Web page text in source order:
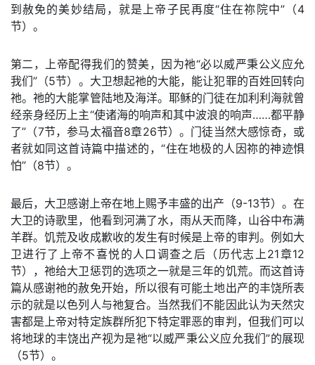
到赦免的美妙结局，就是上帝子民再度“住在祢院中”（4
节）。
第二，上帝配得我们的赞美，因为祂“必以威严秉公义应允
我们”（5节）。大卫想起祂的大能，能让犯罪的百姓回转向
祂。祂的大能掌管陆地及海洋。耶稣的门徒在加利利海就曾
经亲身经历上主“使诸海的响声和其中波浪的响声……都平静
了”（7节，参马太福音8章26节）。门徒当然大感惊奇，或
者就如同这首诗篇中描述的，“住在地极的人因祢的神迹惧
怕”（8节）。
最后，大卫感谢上帝在地上赐予丰盛的出产（9-13节）。在
大卫的诗歌里，他看到河满了水，雨从天而降，山谷中布满
羊群。饥荒及收成歉收的发生有时候是上帝的审判。例如大
卫进行了上帝不喜悦的人口调查之后（历代志上21章12
节），祂给大卫惩罚的选项之一就是三年的饥荒。而这首诗
篇从感谢祂的赦免开始，所以很有可能土地出产的丰饶所表
示的就是以色列人与祂复合。当然我们不能因此认为天然灾
害都是上帝对特定族群所犯下特定罪恶的审判，但我们可以
将地球的丰饶出产视为是祂“以威严秉公义应允我们”的展现
（5节）。